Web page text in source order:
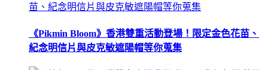
《Pikmin Bloom》香港雙重活動登場！限定金色花苗、
紀念明信片與皮克敏遮陽帽等你蒐集